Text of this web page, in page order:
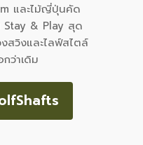
และไม้ญี่ปุ่นคัด
Stay & Play สุด
สวิงและไลฟ์สไตล์
ว่าเดิม